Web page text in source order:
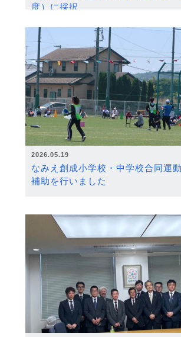
度）に採択
2026.05.19
なみえ創成小学校・中学校合同運
補助を行いました